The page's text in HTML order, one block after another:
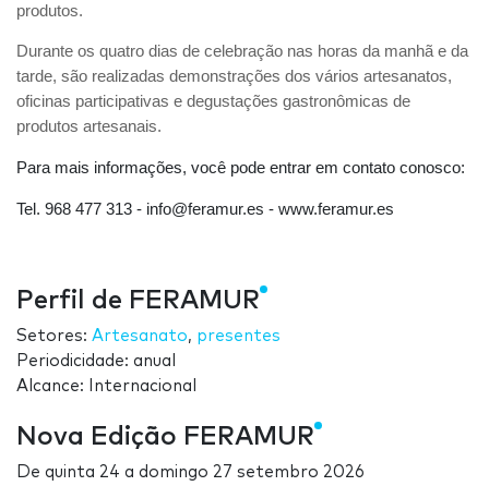
produtos.
Durante os quatro dias de celebração nas horas da manhã e da
tarde, são realizadas demonstrações dos vários artesanatos,
oficinas participativas e degustações gastronômicas de
produtos artesanais.
Para mais informações, você pode entrar em contato conosco:
Tel. 968 477 313 - info@feramur.es - www.feramur.es
Perfil de FERAMUR
Setores: Artesanato, presentes
Periodicidade: anual
Alcance: Internacional
Nova Edição FERAMUR
De quinta 24 a domingo 27 setembro 2026